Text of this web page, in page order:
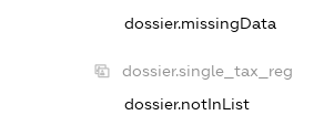
dossier.missingData
dossier.single_tax_reg
dossier.notInList